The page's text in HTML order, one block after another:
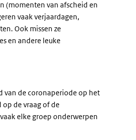
(momenten van afscheid en
vaak verjaardagen,
Ook missen ze
en andere leuke
van de coronaperiode op het
de vraag of de
elke groep onderwerpen